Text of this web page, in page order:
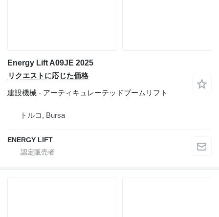
Energy Lift A09JE 2025
リクエストに応じた価格
建設機械 - アーティキュレーテッドブームリフト
トルコ, Bursa
ENERGY LIFT